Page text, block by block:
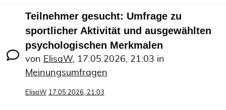
Teilnehmer gesucht: Umfrage zu
sportlicher Aktivität und ausgewählten
psychologischen Merkmalen
von ElisaW, 17.05.2026, 21:03 in
Meinungsumfragen
ElisaW 17.05.2026, 21:03